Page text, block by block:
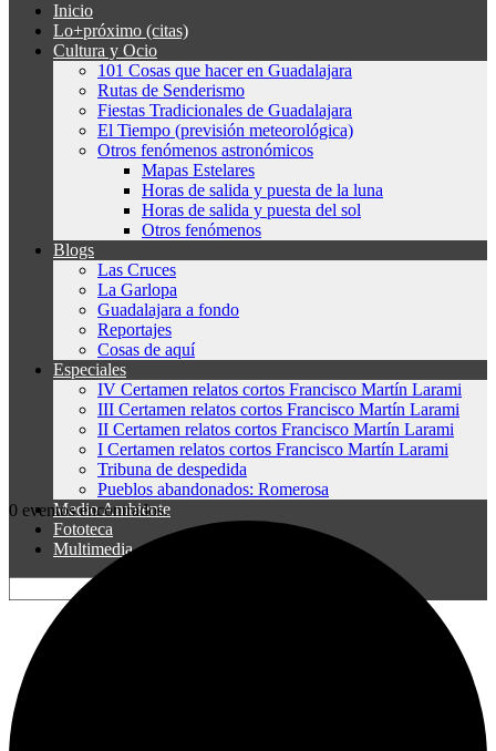
Inicio
Lo+próximo (citas)
Cultura y Ocio
101 Cosas que hacer en Guadalajara
Rutas de Senderismo
Fiestas Tradicionales de Guadalajara
El Tiempo (previsión meteorológica)
Otros fenómenos astronómicos
Mapas Estelares
Horas de salida y puesta de la luna
Horas de salida y puesta del sol
Otros fenómenos
Blogs
Las Cruces
La Garlopa
Guadalajara a fondo
Reportajes
Cosas de aquí
Especiales
IV Certamen relatos cortos Francisco Martín Larami
III Certamen relatos cortos Francisco Martín Larami
II Certamen relatos cortos Francisco Martín Larami
I Certamen relatos cortos Francisco Martín Larami
Tribuna de despedida
Pueblos abandonados: Romerosa
Medio Ambiente
Fototeca
Multimedia
0 eventos encontrados.